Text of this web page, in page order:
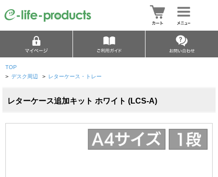
TOP
> デスク周辺 > レターケース・トレー
レターケース追加キット ホワイト (LCS-A)